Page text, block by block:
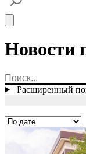
Новости
Расширенный